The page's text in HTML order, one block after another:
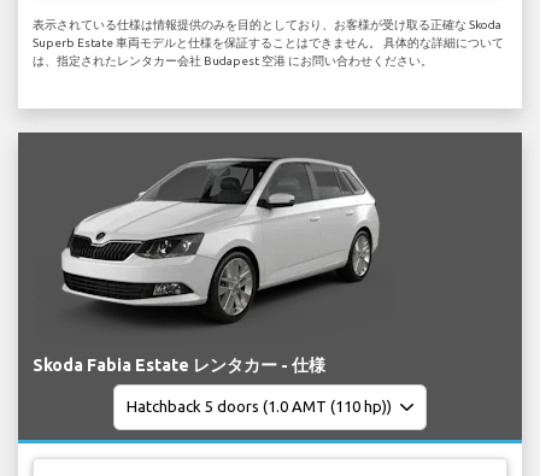
表示されている仕様は情報提供のみを目的としており、お客様が受け取る正確な Skoda
Superb Estate 車両モデルと仕様を保証することはできません。 具体的な詳細について
は、指定されたレンタカー会社 Budapest 空港 にお問い合わせください。
Skoda Fabia Estate レンタカー - 仕様